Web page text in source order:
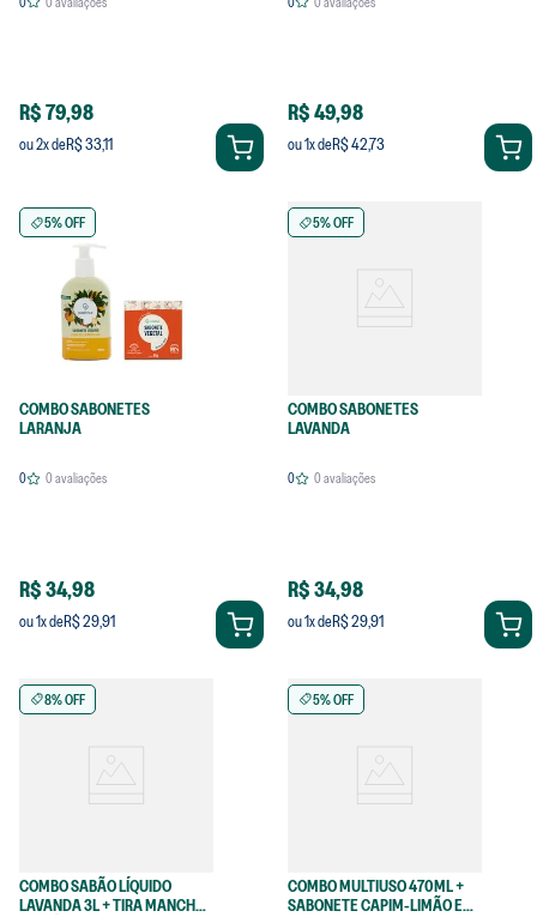
R$ 79,98
ou2x deR$ 33,11
R$ 49,98
ou1x deR$ 42,73
5% OFF
COMBO SABONETES
LARANJA
0 0avaliações
R$ 34,98
ou1x deR$ 29,91
5% OFF
COMBO SABONETES
LAVANDA
0 0avaliações
R$ 34,98
ou1x deR$ 29,91
8% OFF
COMBO SABÃO LÍQUIDO
LAVANDA 3L + TIRA MANCHAS
5% OFF
COMBO MULTIUSO 470ML +
SABONETE CAPIM-LIMÃO E